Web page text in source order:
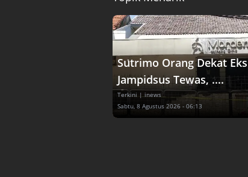
Sutrimo Orang Dekat Eks
Jampidsus Tewas, ....
Terkini | inews
Sabtu, 8 Agustus 2026 - 06:13